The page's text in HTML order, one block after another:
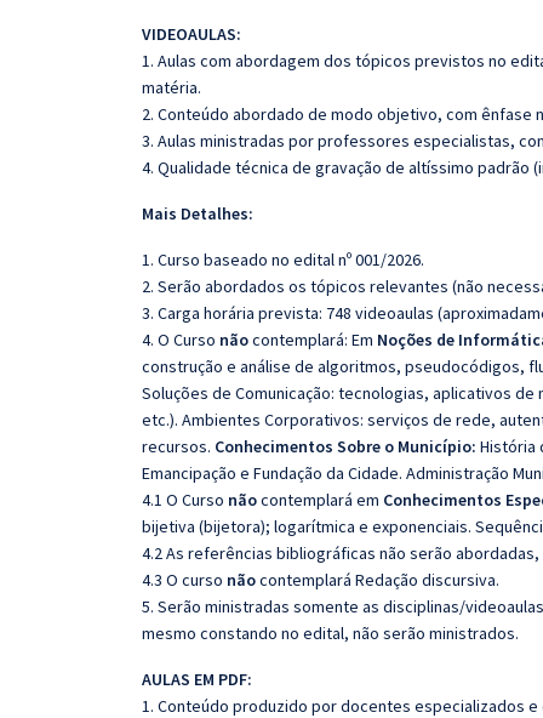
VIDEOAULAS:
1. Aulas com abordagem dos tópicos previstos no
matéria.
2. Conteúdo abordado de modo objetivo, com ênfase
3. Aulas ministradas por professores especialistas,
4. Qualidade técnica de gravação de altíssimo padrão
Mais Detalhes:
1. Curso baseado no edital nº 001/2026.
2. Serão abordados os tópicos relevantes (não
3. Carga horária prevista: 748 videoaulas
4. O Curso nãocontemplará: Em Noções de
construção e análise de algoritmos, pseudocódigos,
Soluções de Comunicação: tecnologias, aplicativos
etc.). Ambientes Corporativos: serviços de rede,
recursos. Conhecimentos Sobre o Município: História
Emancipação e Fundação da Cidade. Administração
4.1 O Curso nãocontemplará em Conhecimentos
bijetiva (bijetora); logarítmica e exponenciais.
4.2 As referências bibliográficas não serão
4.3 O curso nãocontemplará Redação discursiva.
5. Serão ministradas somente as disciplinas/
mesmo constando no edital, não serão ministrados.
AULAS EM PDF:
1. Conteúdo produzido por docentes especializados